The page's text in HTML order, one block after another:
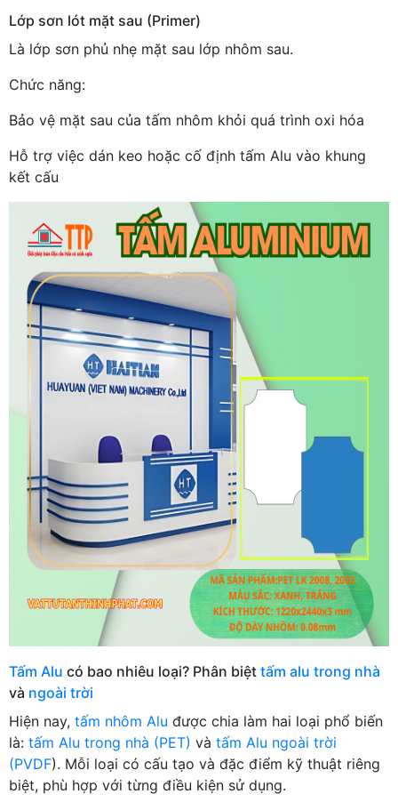
Lớp sơn lót mặt sau (Primer)
Là lớp sơn phủ nhẹ mặt sau lớp nhôm sau.
Chức năng:
Bảo vệ mặt sau của tấm nhôm khỏi quá trình oxi hóa
Hỗ trợ việc dán keo hoặc cố định tấm Alu vào khung
kết cấu
Tấm Alu có bao nhiêu loại? Phân biệt tấm alu trong nhà
và ngoài trời
Hiện nay, tấm nhôm Alu được chia làm hai loại phổ biến
là: tấm Alu trong nhà (PET) và tấm Alu ngoài trời
(PVDF). Mỗi loại có cấu tạo và đặc điểm kỹ thuật riêng
biệt, phù hợp với từng điều kiện sử dụng.